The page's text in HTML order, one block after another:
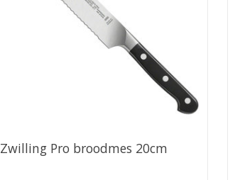
Zwilling Pro broodmes 20cm